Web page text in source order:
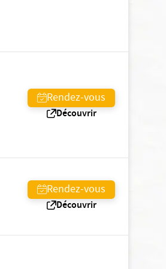
Rendez-vous
Découvrir
Rendez-vous
Découvrir